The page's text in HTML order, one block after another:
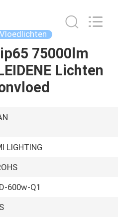
Vloedlichten
75000lm
Lichten
LIGHTING
600w-Q1